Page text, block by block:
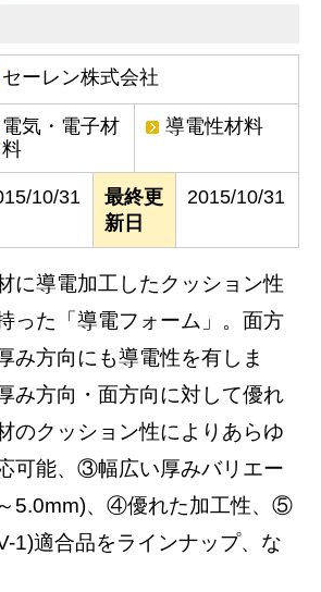
セーレン株式会社
電気・電子材
料
導電性材料
10/31
最終更
新日
2015/10/31
に導電加工したクッション性
った「導電フォーム」。面方
み方向にも導電性を有しま
み方向・面方向に対して優れ
のクッション性によりあらゆ
可能、③幅広い厚みバリエー
5.0mm)、④優れた加工性、⑤
1)適合品をラインナップ、な